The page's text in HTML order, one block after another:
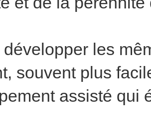
les
souvent plus
assisté qui